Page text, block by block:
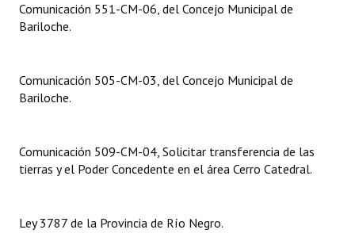
Organigrama
Informes de Gestión
Dictámenes Asesoría Letrada
Informes de Unidad Coordinadora
Comunicación 551-CM-06, del Concejo Municipal de
Bariloche.
Comunicación 505-CM-03, del Concejo Municipal de
Bariloche.
Comunicación 509-CM-04, Solicitar transferencia de las
tierras y el Poder Concedente en el área Cerro Catedral.
Ley 3787 de la Provincia de Río Negro.